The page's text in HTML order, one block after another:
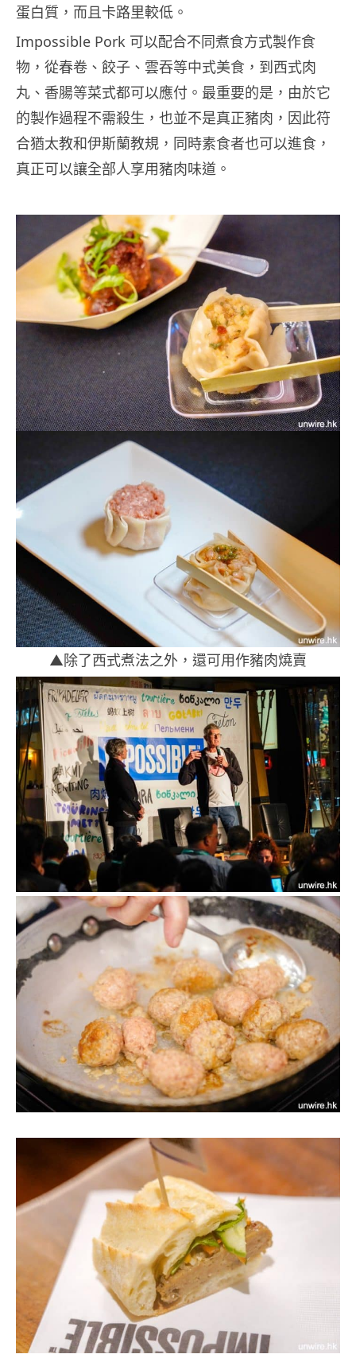
蛋白質，而且卡路里較低。
Impossible Pork 可以配合不同煮食方式製作食
物，從春卷、餃子、雲吞等中式美食，到西式肉
丸、香腸等菜式都可以應付。最重要的是，由於它
的製作過程不需殺生，也並不是真正豬肉，因此符
合猶太教和伊斯蘭教規，同時素食者也可以進食，
真正可以讓全部人享用豬肉味道。
▲除了西式煮法之外，還可用作豬肉燒賣